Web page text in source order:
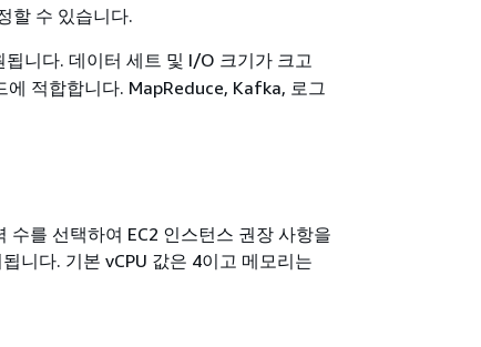
할 수 있습니다.
니다. 데이터 세트 및 I/O 크기가 크고
적합합니다. MapReduce, Kafka, 로그
수를 선택하여 EC2 인스턴스 권장 사항을
니다. 기본 vCPU 값은 4이고 메모리는